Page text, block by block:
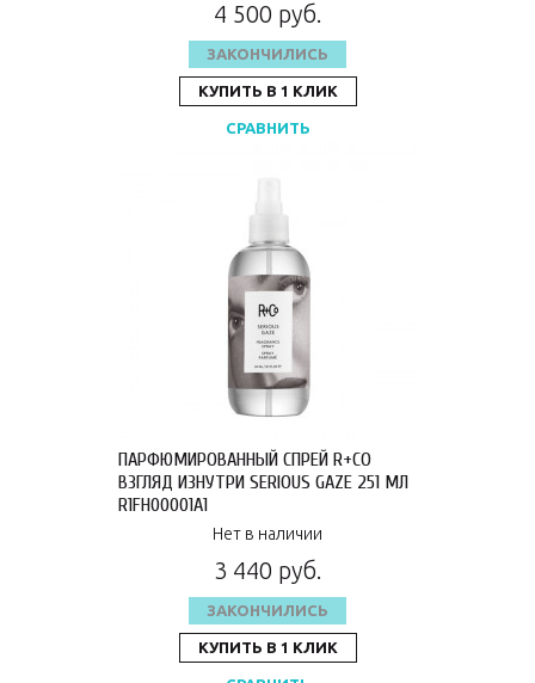
4 500 руб.
ЗАКОНЧИЛИСЬ
КУПИТЬ В 1 КЛИК
СРАВНИТЬ
ПАРФЮМИРОВАННЫЙ СПРЕЙ R+CO
ВЗГЛЯД ИЗНУТРИ SERIOUS GAZE 251 МЛ
R1FH00001A1
Нет в наличии
3 440 руб.
ЗАКОНЧИЛИСЬ
КУПИТЬ В 1 КЛИК